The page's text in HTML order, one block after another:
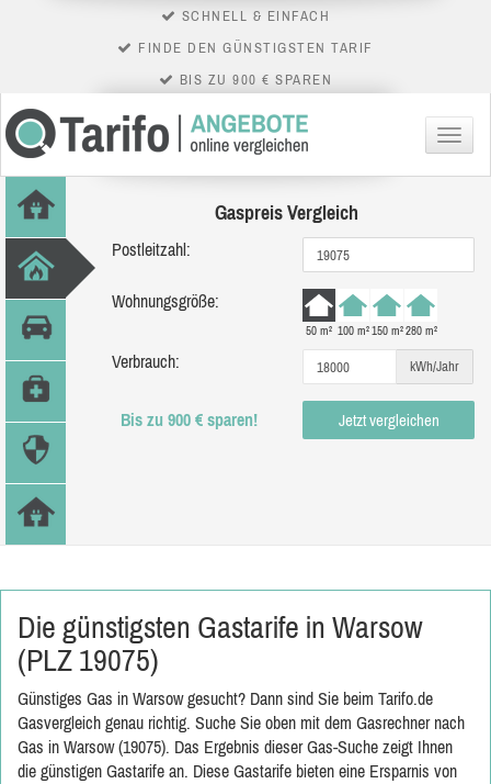
SCHNELL & EINFACH
FINDE DEN GÜNSTIGSTEN TARIF
BIS ZU 900 € SPAREN
Menü
Gaspreis Vergleich
Postleitzahl:
Wohnungsgröße:
50 m² 100 m²150 m²280 m²
Verbrauch: kWh/Jahr
Bis zu 900 € sparen! Jetzt vergleichen
Die günstigsten Gastarife in Warsow
(PLZ 19075)
Günstiges Gas in Warsow gesucht? Dann sind Sie beim Tarifo.de
Gasvergleich genau richtig. Suche Sie oben mit dem Gasrechner nach
Gas in Warsow (19075). Das Ergebnis dieser Gas-Suche zeigt Ihnen
die günstigen Gastarife an. Diese Gastarife bieten eine Ersparnis von